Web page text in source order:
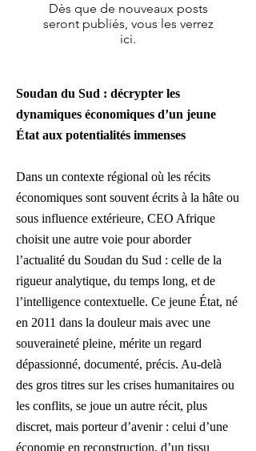
Dès que de nouveaux posts
seront publiés, vous les verrez
ici.
Soudan du Sud : décrypter les
dynamiques économiques d’un jeune
État aux potentialités immenses
Dans un contexte régional où les récits
économiques sont souvent écrits à la hâte ou
sous influence extérieure, CEO Afrique
choisit une autre voie pour aborder
l’actualité du Soudan du Sud : celle de la
rigueur analytique, du temps long, et de
l’intelligence contextuelle. Ce jeune État, né
en 2011 dans la douleur mais avec une
souveraineté pleine, mérite un regard
dépassionné, documenté, précis. Au-delà
des gros titres sur les crises humanitaires ou
les conflits, se joue un autre récit, plus
discret, mais porteur d’avenir : celui d’une
économie en reconstruction, d’un tissu